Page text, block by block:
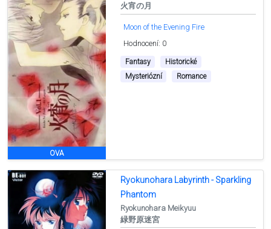
OVA
火宵の月
Moon of the Evening Fire
Hodnocení: 0
Fantasy
Historické
Mysteriózní
Romance
Ryokunohara Labyrinth - Sparkling
Phantom
Ryokunohara Meikyuu
緑野原迷宮